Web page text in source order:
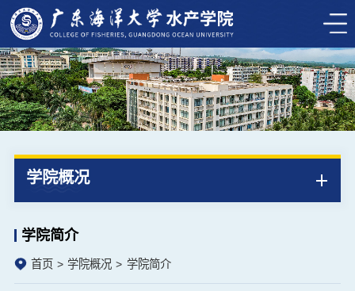
学院概况
学院简介
首页 学院概况 学院简介